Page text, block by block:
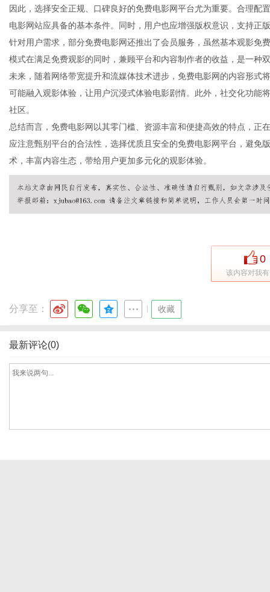
因此，选择安全正规、口碑良好的免费电影网平台尤为重要。合理配
电影网站应具备的基本条件。同时，用户也应增强版权意识，支持正
针对用户需求，部分免费电影网还推出了会员服务，虽然基本观影免
模式在满足免费观影的同时，兼顾平台和内容制作者的收益，是一种
未来，随着网络带宽提升和流媒体技术进步，免费电影网的内容形式
可能融入观影体验，让用户沉浸式体验电影剧情。此外，社交化功能
社区。
总结而言，免费电影网以其零门槛、资源丰富和便捷高效的特点，正
应注意甄别平台的合法性，选择优质且安全的免费电影网平台，避免
术，丰富内容生态，带给用户更加多元化的观影体验。
0
该内容对我
分享至： 收藏
最新评论(0)